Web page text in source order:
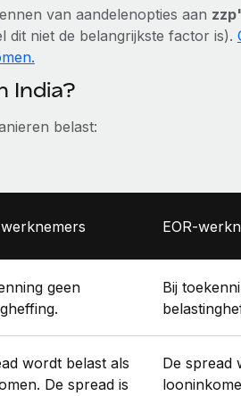
van aandelenopties aan
dit niet de belangrijkste factor is).
India?
belast:
EOR-
geen
Bij
wordt belast als
De spread is
De spread